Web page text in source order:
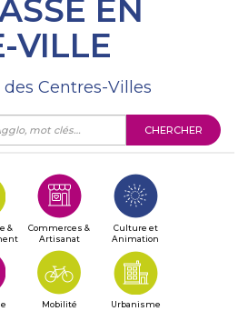
EN
VILLE
Centres-Villes
CHERCHER
&
Commerces &
Artisanat
Culture et
Animation
Mobilité Urbanisme